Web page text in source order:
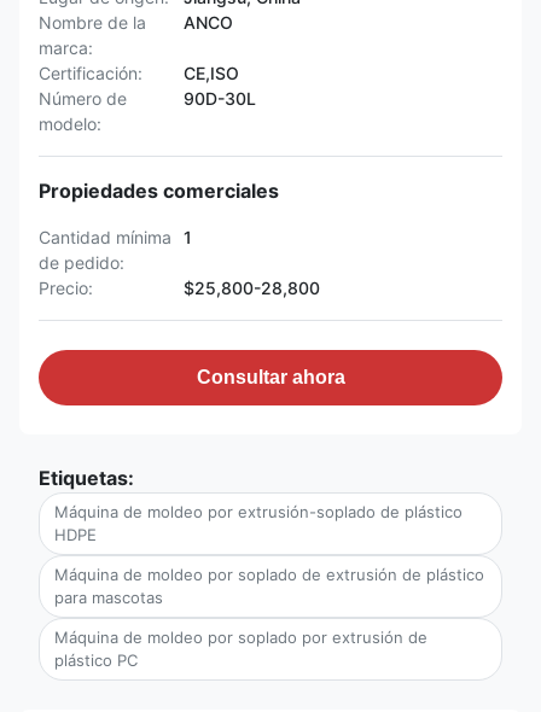
Nombre de la
marca:
ANCO
Certificación:
CE,ISO
Número de
modelo:
90D-30L
Propiedades comerciales
Cantidad mínima
de pedido:
1
Precio: $25,800-28,800
Consultar ahora
Etiquetas:
Máquina de moldeo por extrusión-soplado de plástico
HDPE
Máquina de moldeo por soplado de extrusión de plástico
para mascotas
Máquina de moldeo por soplado por extrusión de
plástico PC